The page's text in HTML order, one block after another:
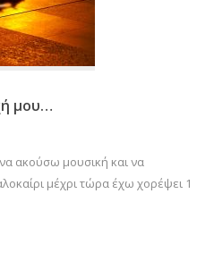
μου…
ακούσω μουσική και να
μέχρι τώρα έχω χορέψει 1